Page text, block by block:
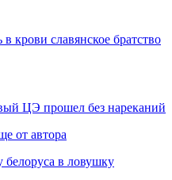
крови славянское братство
ЦЭ прошел без нареканий
от автора
белоруса в ловушку